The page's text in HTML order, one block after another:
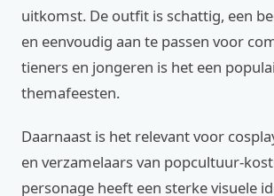
uitkomst. De outfit is schattig, een
en eenvoudig aan te passen voor
tieners en jongeren is het een
themafeesten.
Daarnaast is het relevant voor
en verzamelaars van popcultuur-
personage heeft een sterke visuele